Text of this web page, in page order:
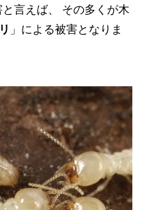
言えば、
その多くが木
」による被害となりま